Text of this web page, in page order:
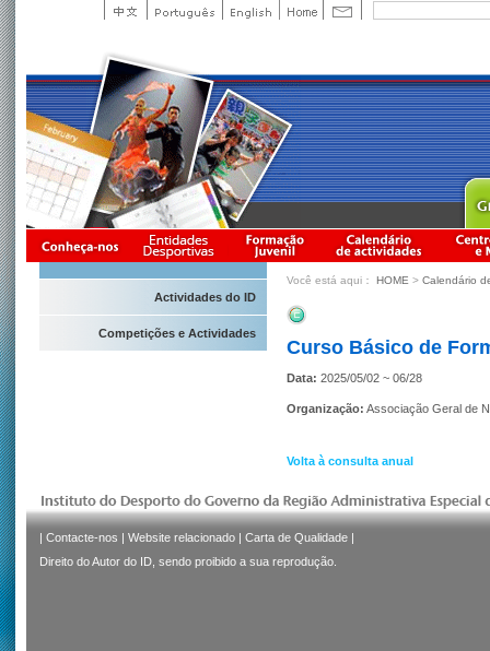
Actividades do ID
Competições e Actividades
Você está aqui： HOME > Calendário
Curso Básico de
Data: 2025/05/02 ~ 06/28
Organização: Associação Geral de
Volta à consulta anual
| Contacte-nos | Website relacionado | Carta de Qualidade |
Direito do Autor do ID, sendo proibido a sua reprodução.